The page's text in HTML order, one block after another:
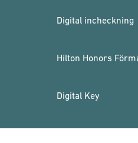
Digital incheckning
Hilton Honors
Digital Key